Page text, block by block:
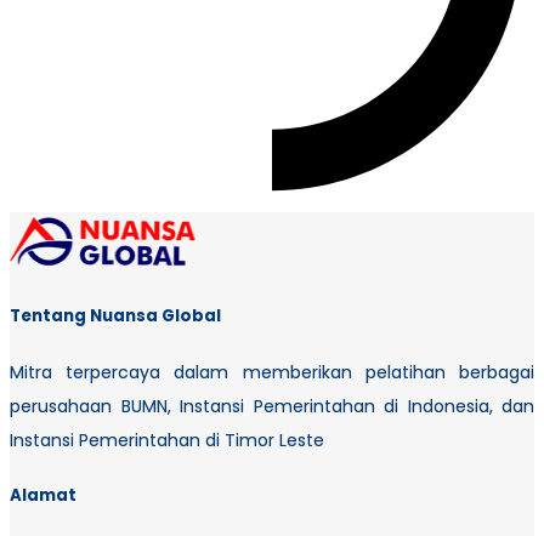
Tentang Nuansa Global
Mitra terpercaya dalam memberikan pelatihan berbagai
perusahaan BUMN, Instansi Pemerintahan di Indonesia, dan
Instansi Pemerintahan di Timor Leste
Alamat